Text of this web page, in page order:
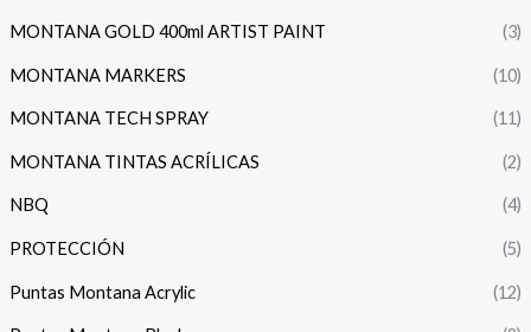
MONTANA GOLD 400ml ARTIST PAINT (3)
MONTANA MARKERS (10)
MONTANA TECH SPRAY (11)
MONTANA TINTAS ACRÍLICAS (2)
NBQ (4)
PROTECCIÓN (5)
Puntas Montana Acrylic (12)